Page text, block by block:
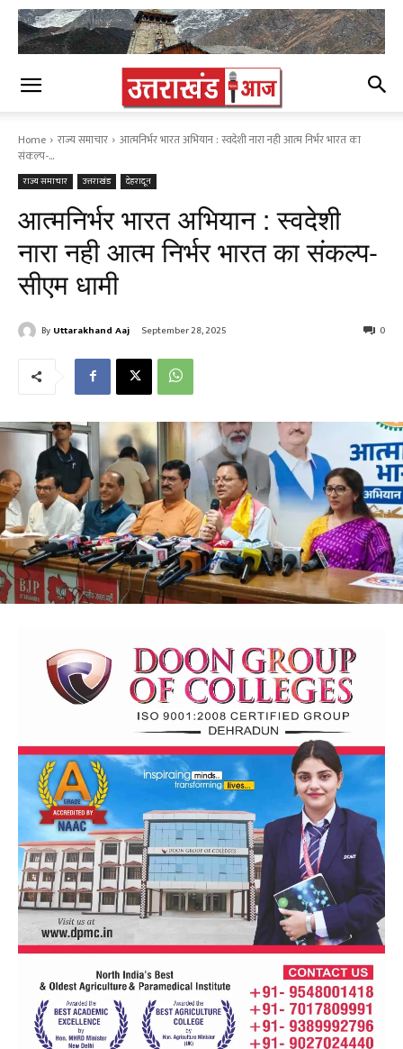
Home राज्य समाचार
आत्मनिर्भर भारत अभियान : स्वदेशी नारा नही आत्म निर्भर भारत का
संकल्प-...
राज्य समाचार उत्तराखंड देहरादून
आत्मनिर्भर भारत अभियान : स्वदेशी
नारा नही आत्म निर्भर भारत का संकल्प-
सीएम धामी
By Uttarakhand Aaj September 28, 2025 0